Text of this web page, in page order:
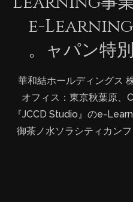
e-Learning
ャパン特
■華和結ホールディングス
オフィス：東京秋葉原、
『JCCD Studio』のe-
御茶ノ水ソラシティカン
大賞で「クール·ジャパン